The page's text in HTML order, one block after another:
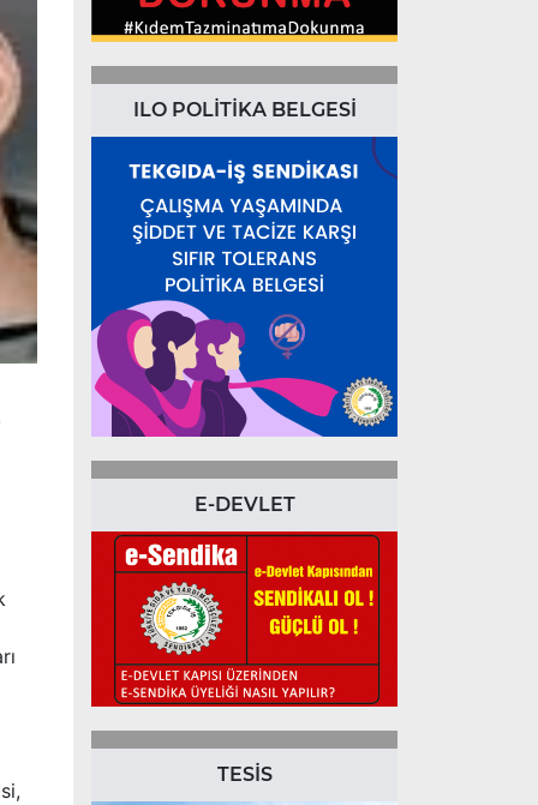
ILO POLİTİKA BELGESİ
E-DEVLET
TESİS